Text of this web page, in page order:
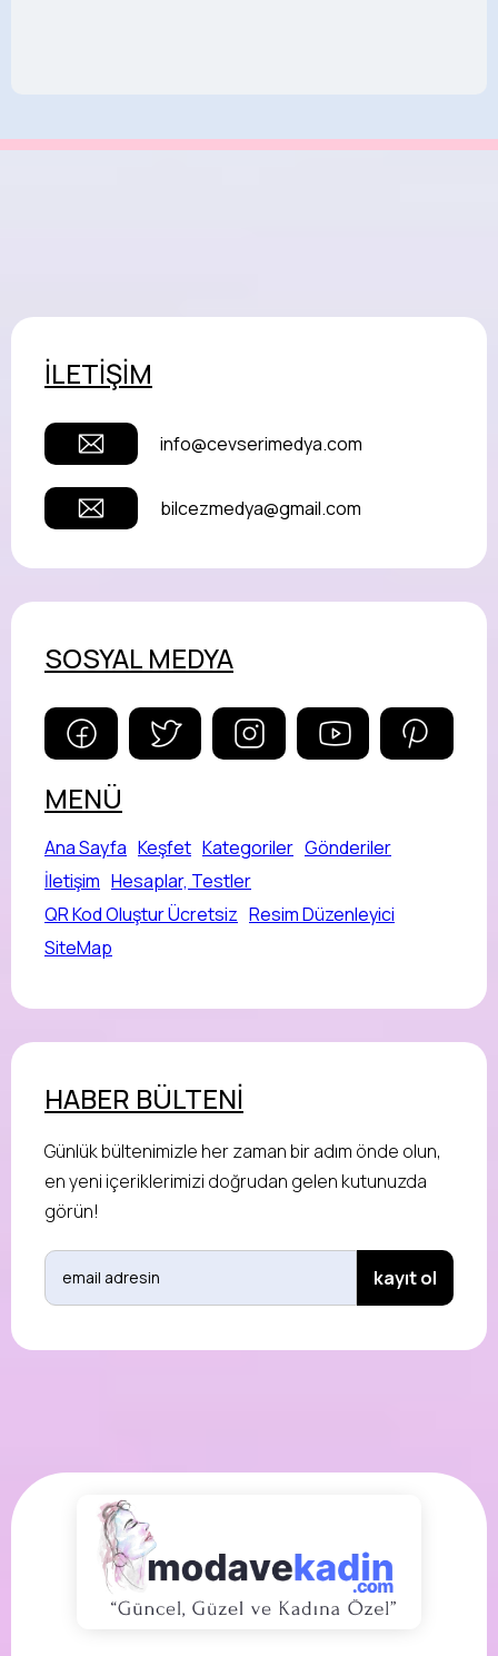
İLETİŞİM
info@cevserimedya.com
bilcezmedya@gmail.com
SOSYAL MEDYA
MENÜ
Ana Sayfa Keşfet Kategoriler Gönderiler
İletişim Hesaplar, Testler
QR Kod Oluştur Ücretsiz Resim Düzenleyici
SiteMap
HABER BÜLTENİ
Günlük bültenimizle her zaman bir adım önde olun,
en yeni içeriklerimizi doğrudan gelen kutunuzda
görün!